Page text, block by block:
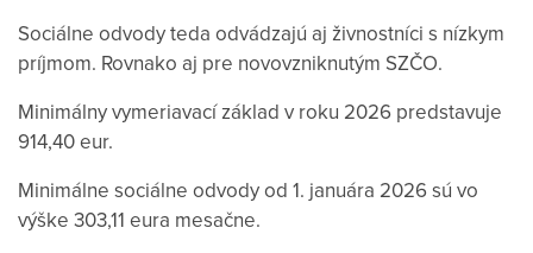
Sociálne odvody teda odvádzajú aj živnostníci s nízkym
príjmom. Rovnako aj pre novovzniknutým SZČO.
Minimálny vymeriavací základ v roku 2026 predstavuje
914,40 eur.
Minimálne sociálne odvody od 1. januára 2026 sú vo
výške 303,11 eura mesačne.